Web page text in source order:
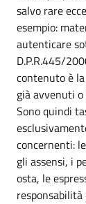
salvo rare
esempio:
autenticare
D.P.R.445/
contenuto è
già avvenuti
Sono quindi
concernenti:
gli assensi, i
osta, le